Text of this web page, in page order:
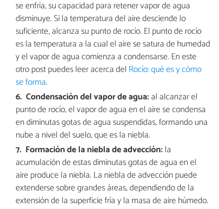
se enfría, su capacidad para retener vapor de agua
disminuye. Si la temperatura del aire desciende lo
suficiente, alcanza su punto de rocío. El punto de rocío
es la temperatura a la cual el aire se satura de humedad
y el vapor de agua comienza a condensarse. En este
otro post puedes leer acerca del Rocío: qué es y cómo
se forma.
Condensación del vapor de agua: al alcanzar el
punto de rocío, el vapor de agua en el aire se condensa
en diminutas gotas de agua suspendidas, formando una
nube a nivel del suelo, que es la niebla.
Formación de la niebla de advección: la
acumulación de estas diminutas gotas de agua en el
aire produce la niebla. La niebla de advección puede
extenderse sobre grandes áreas, dependiendo de la
extensión de la superficie fría y la masa de aire húmedo.